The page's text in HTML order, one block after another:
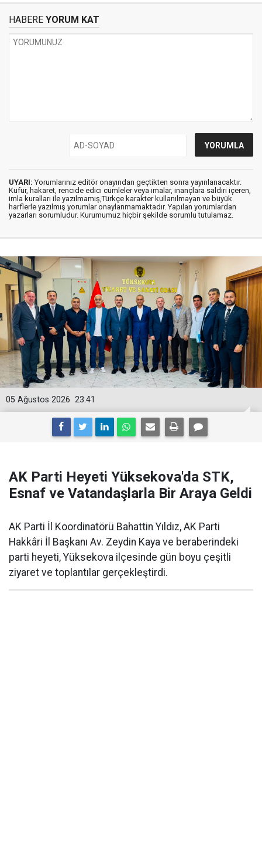
HABERE YORUM KAT
UYARI: Yorumlarınız editör onayından geçtikten sonra yayınlanacaktır.
Küfür, hakaret, rencide edici cümleler veya imalar, inançlara saldırı içeren,
imla kuralları ile yazılmamış,Türkçe karakter kullanılmayan ve büyük
harflerle yazılmış yorumlar onaylanmamaktadır. Yapılan yorumlardan
yazarları sorumludur. Kurumumuz hiçbir şekilde sorumlu tutulamaz.
23:41
05 Ağustos 2026
AK Parti Heyeti Yüksekova'da STK,
Esnaf ve Vatandaşlarla Bir Araya Geldi
AK Parti İl Koordinatörü Bahattin Yıldız, AK Parti
Hakkâri İl Başkanı Av. Zeydin Kaya ve beraberindeki
parti heyeti, Yüksekova ilçesinde gün boyu çeşitli
ziyaret ve toplantılar gerçekleştirdi.